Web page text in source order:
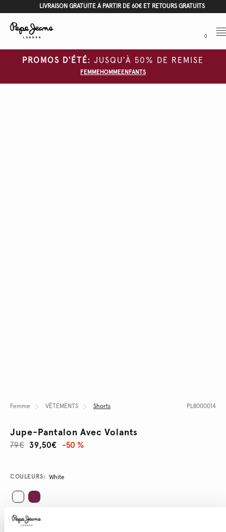
LIVRAISON GRATUITE À PARTIR DE 60€ ET RETOURS GRATUITS
0
PROMOS D'ÉTÉ: JUSQU'À 50% DE REMISE
FEMMEHOMMEENFANTS
Femme VÊTEMENTS Shorts PL8000014
Jupe-Pantalon Avec Volants
39,50€
79€ -50 %
Promotions
Variations
COULEURS: White
SÉLECTIONNEZ LA TAILLE: